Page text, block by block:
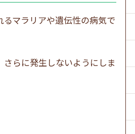
るマラリアや遺伝性の病気で
さらに発生しないようにしま